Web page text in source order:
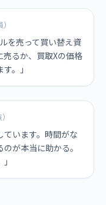
を売って買い替え資
るか、買取Xの価格
。」
ています。時間がな
が本当に助かる。